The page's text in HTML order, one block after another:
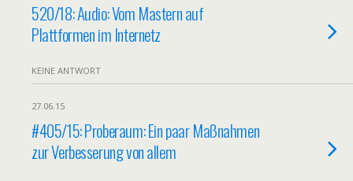
520/18: Audio: Vom Mastern auf
Plattformen im Internetz
KEINE ANTWORT
27.06.15
#405/15: Proberaum: Ein paar Maßnahmen
zur Verbesserung von allem